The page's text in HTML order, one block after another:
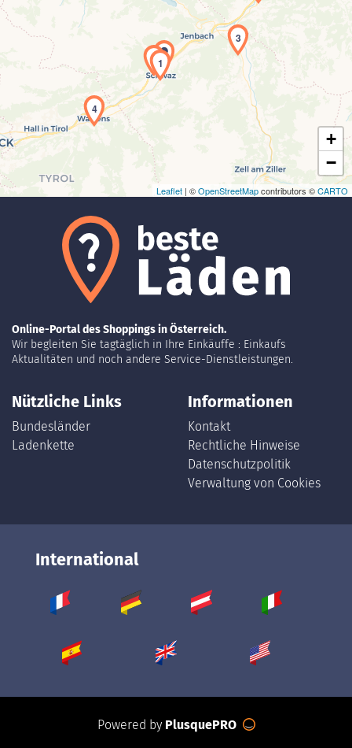
Laden der Karte...
1
2
3
4
+
−
Leaflet | ©OpenStreetMapcontributors ©CARTO
Online-Portal des Shoppings in Österreich.
Wir begleiten Sie tagtäglich in Ihre Einkäuffe : Einkaufs
Aktualitäten und noch andere Service-Dienstleistungen.
Nützliche Links
Bundesländer
Ladenkette
Informationen
Kontakt
Rechtliche Hinweise
Datenschutzpolitik
Verwaltung von Cookies
International
Powered by PlusquePRO